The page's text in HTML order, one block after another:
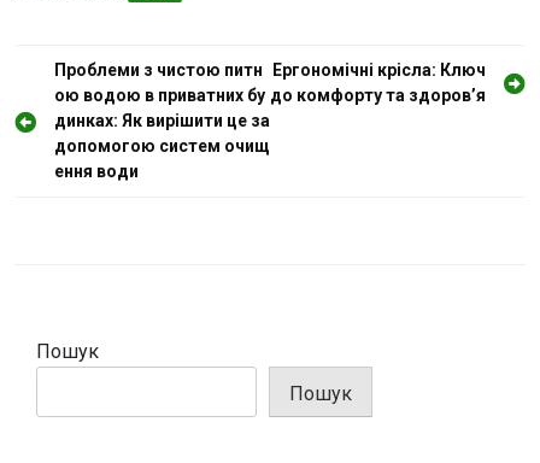
а
в
Проблеми з чистою питн
ою водою в приватних бу
динках: Як вирішити це за
допомогою систем очищ
ення води
Ергономічні крісла: Ключ
до комфорту та здоров’я
Пошук
Пошук